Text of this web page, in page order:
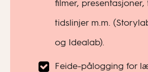
filmer, presentasjoner,
tidslinjer m.m.
og Idealab).
Feide-pålogging for